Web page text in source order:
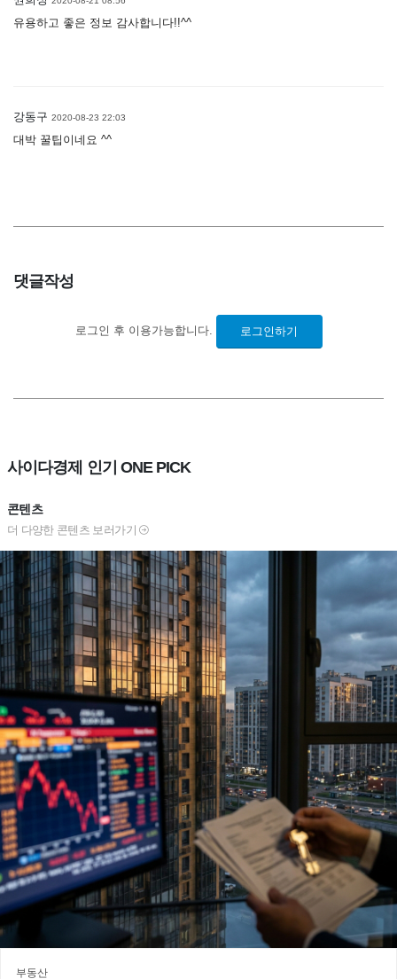
유용하고 좋은 정보 감사합니다!!^^
강동구 2020-08-23 22:03
대박 꿀팁이네요 ^^
댓글작성
로그인 후 이용가능합니다. 로그인하기
사이다경제 인기 ONE PICK
콘텐츠
더 다양한 콘텐츠 보러가기
부동산